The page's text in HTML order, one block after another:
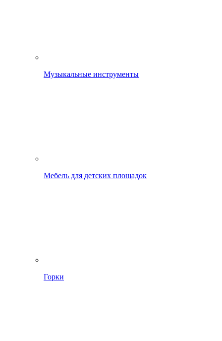
Музыкальные инструменты
Мебель для детских площадок
Горки